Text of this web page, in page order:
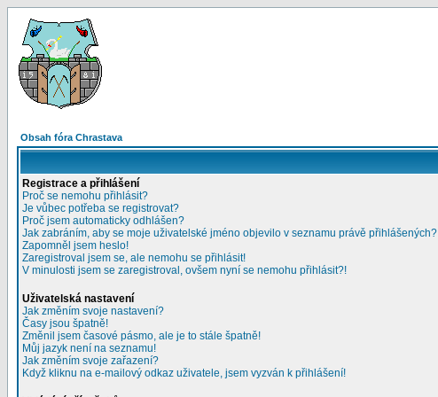
Obsah fóra Chrastava
Registrace a přihlášení
Proč se nemohu přihlásit?
Je vůbec potřeba se registrovat?
Proč jsem automaticky odhlášen?
Jak zabráním, aby se moje uživatelské jméno objevilo v seznamu právě přihlášených?
Zapomněl jsem heslo!
Zaregistroval jsem se, ale nemohu se přihlásit!
V minulosti jsem se zaregistroval, ovšem nyní se nemohu přihlásit?!
Uživatelská nastavení
Jak změním svoje nastavení?
Časy jsou špatně!
Změnil jsem časové pásmo, ale je to stále špatně!
Můj jazyk není na seznamu!
Jak změním svoje zařazení?
Když kliknu na e-mailový odkaz uživatele, jsem vyzván k přihlášení!